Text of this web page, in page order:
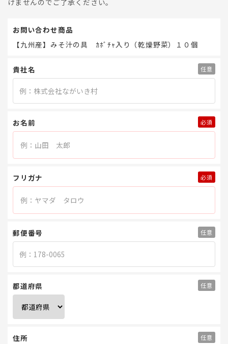
けませんのでご了承ください。
お問い合わせ商品
【九州産】みそ汁の具 ｶﾎﾞﾁｬ入り（乾燥野菜）１０個
貴社名
お名前
フリガナ
郵便番号
都道府県
住所